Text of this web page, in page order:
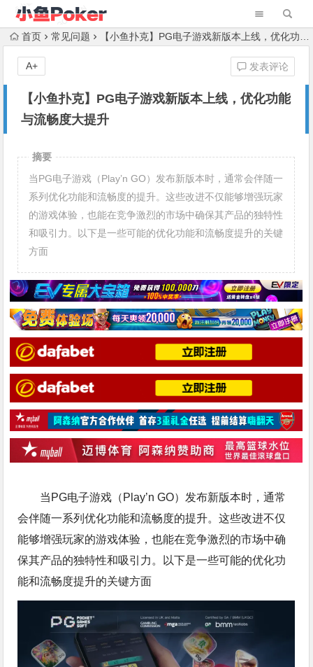
首页 常见问题 【小鱼扑克】PG电子游戏新版本上线，优化功能与流畅度大提升
【小鱼扑克】PG电子游戏新版本上线，优化功能
与流畅度大提升
发表评论
A+
摘要
当PG电子游戏（Play’n GO）发布新版本时，通常会伴随一
系列优化功能和流畅度的提升。这些改进不仅能够增强玩家
的游戏体验，也能在竞争激烈的市场中确保其产品的独特性
和吸引力。以下是一些可能的优化功能和流畅度提升的关键
方面
当PG电子游戏（Play’n GO）发布新版本时，通常
会伴随一系列优化功能和流畅度的提升。这些改进不仅
能够增强玩家的游戏体验，也能在竞争激烈的市场中确
保其产品的独特性和吸引力。以下是一些可能的优化功
能和流畅度提升的关键方面